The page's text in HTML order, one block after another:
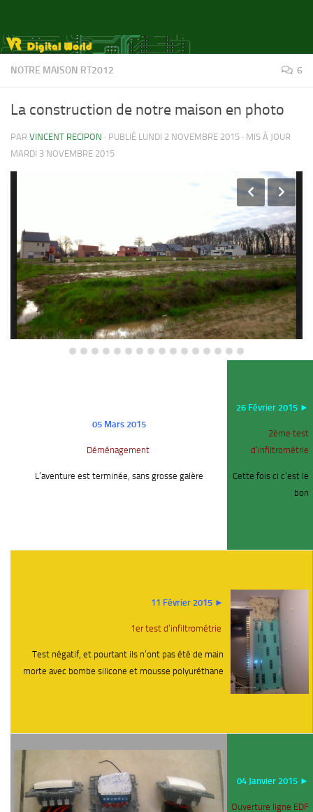
NOTRE MAISON RT2012 6
La construction de notre maison en photo
PAR VINCENT RECIPON · PUBLIÉ LUNDI 2 NOVEMBRE 2015 · MIS À JOUR
MARDI 3 NOVEMBRE 2015
05 Mars 2015
Déménagement
L’aventure est terminée, sans grosse galère
26 Février 2015 ►
2ème test
d’infiltrométrie
Cette fois ci c’est le
bon
11 Février 2015 ►
1er test d’infiltrométrie
Test négatif, et pourtant ils n’ont pas été de main
morte avec bombe silicone et mousse polyuréthane
04 Janvier 2015 ►
Ouverture ligne EDF